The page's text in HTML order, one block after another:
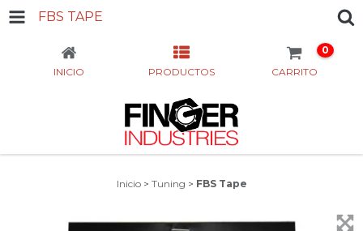
FBS TAPE
INICIO PRODUCTOS CARRITO
0
Inicio > Tuning > FBS Tape